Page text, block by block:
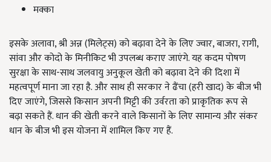
मक्का
इसके अलावा, श्री अन्न (मिलेट्स) को बढ़ावा देने के लिए ज्वार, बाजरा, रागी,
सांवा और कोदो के मिनीकिट भी उपलब्ध कराए जाएंगे. यह कदम पोषण
सुरक्षा के साथ-साथ जलवायु अनुकूल खेती को बढ़ावा देने की दिशा में
महत्वपूर्ण माना जा रहा है. और साथ ही सरकार ने ढैंचा (हरी खाद) के बीज भी
दिए जाएंगे, जिससे किसान अपनी मिट्टी की उर्वरता को प्राकृतिक रूप से
बढ़ा सकते हैं. धान की खेती करने वाले किसानों के लिए सामान्य और संकर
धान के बीज भी इस योजना में शामिल किए गए हैं.